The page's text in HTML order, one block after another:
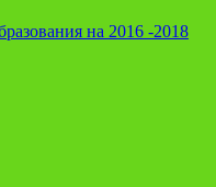
на 2016 -2018